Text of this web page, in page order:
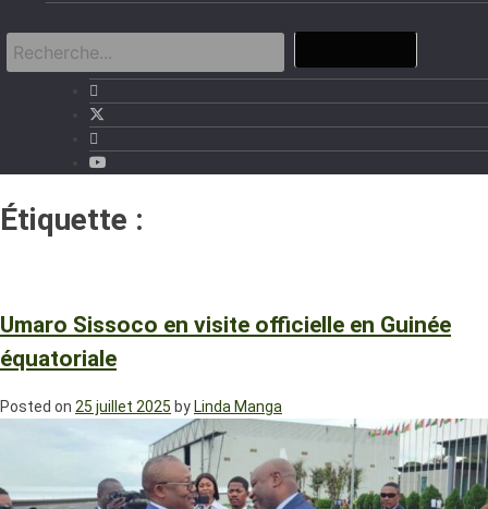
Étiquette :
Umaro Sissoco en visite officielle en Guinée
équatoriale
Posted on 25 juillet 2025 by Linda Manga